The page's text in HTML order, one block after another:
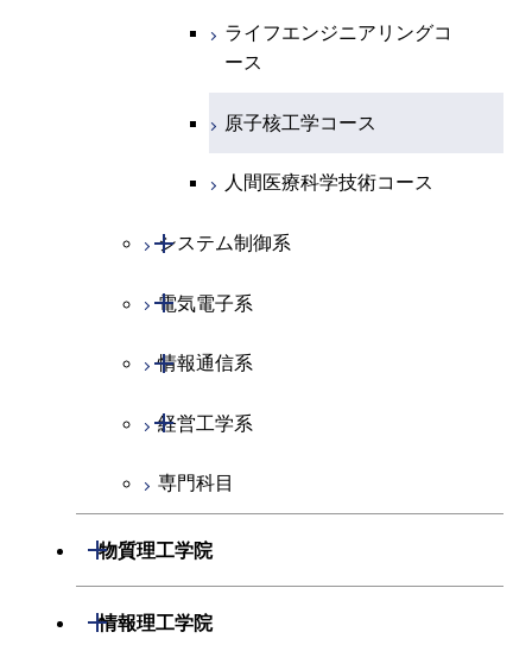
ライフエンジニアリングコ
ース
原子核工学コース
人間医療科学技術コース
システム制御系
開閉
システム制御コース
エンジニアリングデザイン
電気電子系
開閉
電気電子コース
エネルギーコース
エネルギー・情報コース
情報通信系
開閉
情報通信コース
エンジニアリングデザイン
コース
経営工学系
開閉
経営工学コース
専門科目
物質理工学院
開閉
材料系
開閉
情報理工学院
開閉